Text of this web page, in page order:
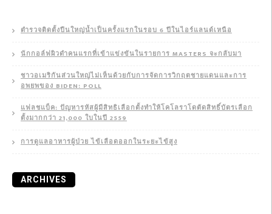
ตำรวจติดตั้งปืนใหญ่น้ำเป็นครั้งแรกในรอบ 6 ปีในไอร์แลนด์เหนือ
นักกอล์ฟผิวดำคนแรกที่เข้าแข่งขันในรายการ MASTERS จะกลับมา
ชาวอเมริกันส่วนใหญ่ไม่เห็นด้วยกับการจัดการวิกฤตชายแดนและการ
อพยพของ BIDEN: POLL
แฟลชแบ็ค: ปัญหารหัสผู้มีสิทธิเลือกตั้งทำให้โคโลราโดตัดสิทธิ์บัตรเลือก
ตั้งมากกว่า 21,000 ใบในปี 2559
การดูแลอาหารผู้ป่วย ไข้เลือดออกในระยะไข้สูง
ARCHIVES